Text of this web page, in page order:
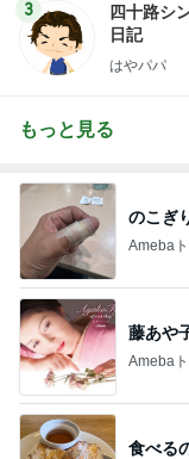
3
四十路シ
日記
はやパパ
もっと見る
のこぎ
Ameba
藤あや
Ameba
食べる